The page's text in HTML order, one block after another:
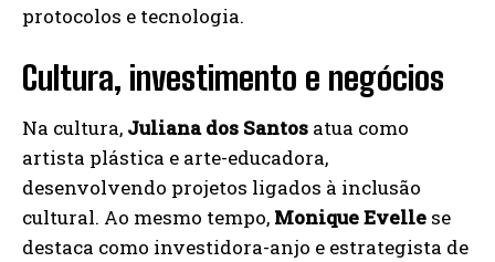
protocolos e tecnologia.
Cultura, investimento e negócios
Na cultura, Juliana dos Santos atua como
artista plástica e arte-educadora,
desenvolvendo projetos ligados à inclusão
cultural. Ao mesmo tempo, Monique Evelle se
destaca como investidora-anjo e estrategista de